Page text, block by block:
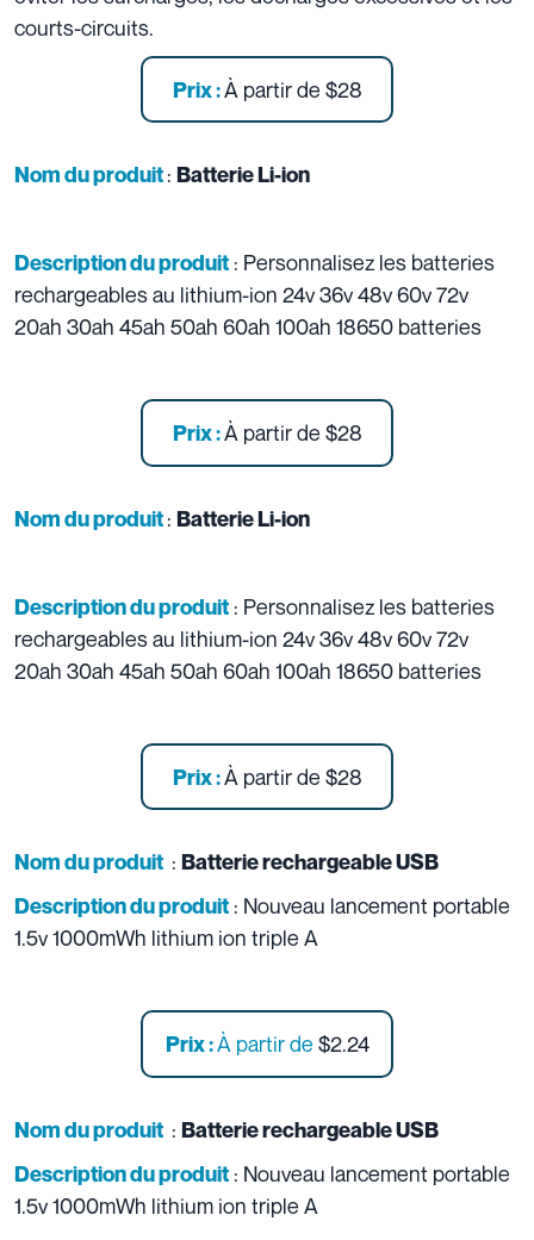
courts-circuits.
Prix :À partir de $28
Nom du produit: Batterie Li-ion
Description du produit : Personnalisez les batteries
rechargeables au lithium-ion 24v 36v 48v 60v 72v
20ah 30ah 45ah 50ah 60ah 100ah 18650 batteries
Prix :À partir de $28
Nom du produit: Batterie Li-ion
Description du produit : Personnalisez les batteries
rechargeables au lithium-ion 24v 36v 48v 60v 72v
20ah 30ah 45ah 50ah 60ah 100ah 18650 batteries
Prix :À partir de $28
Nom du produit : Batterie rechargeable USB
Description du produit : Nouveau lancement portable
1.5v 1000mWh lithium ion triple A
Prix :À partir de $2.24
Nom du produit : Batterie rechargeable USB
Description du produit : Nouveau lancement portable
1.5v 1000mWh lithium ion triple A